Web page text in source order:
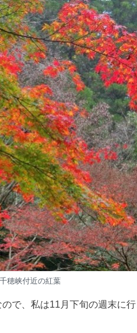
穂峡付近の紅葉
で、私は11月下旬の週末に